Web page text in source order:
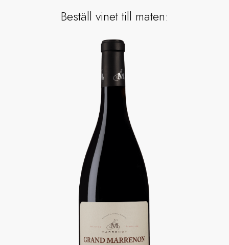
Beställ vinet till maten: